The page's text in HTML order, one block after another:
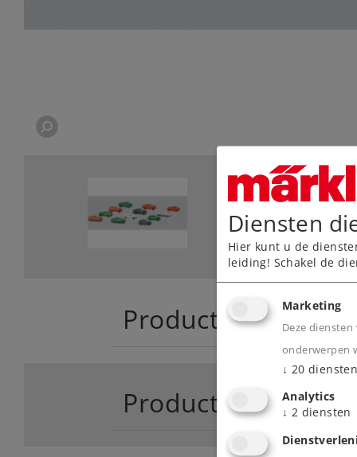
Product
Productinfo
Diensten
Hier kunt u de
leiding! Schakel de
Marketing
Deze
onderwerpen
↓ 20 diensten
Analytics
↓ 2 diensten